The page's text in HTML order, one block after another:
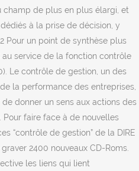
de plus en plus élargi, et
à la prise de décision, y
Pour un point de synthèse plus
service de la fonction contrôle
Le contrôle de gestion, un des
la performance des entreprises,
donner un sens aux actions des
faire face à de nouvelles
“contrôle de gestion” de la DIRE
2400 nouveaux CD-Roms.
les liens qui lient